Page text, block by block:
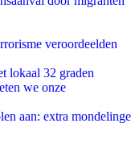
veroordeelden
lokaal 32 graden
we onze
aan: extra mondelinge